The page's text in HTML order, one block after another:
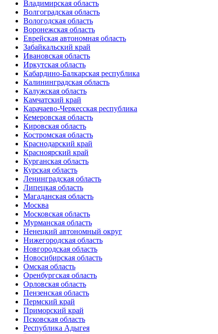
Владимирская область
Волгоградская область
Вологодская область
Воронежская область
Еврейская автономная область
Забайкальский край
Ивановская область
Иркутская область
Кабардино-Балкарская республика
Калининградская область
Калужская область
Камчатский край
Карачаево-Черкесская республика
Кемеровская область
Кировская область
Костромская область
Краснодарский край
Красноярский край
Курганская область
Курская область
Ленинградская область
Липецкая область
Магаданская область
Москва
Московская область
Мурманская область
Ненецкий автономный округ
Нижегородская область
Новгородская область
Новосибирская область
Омская область
Оренбургская область
Орловская область
Пензенская область
Пермский край
Приморский край
Псковская область
Республика Адыгея